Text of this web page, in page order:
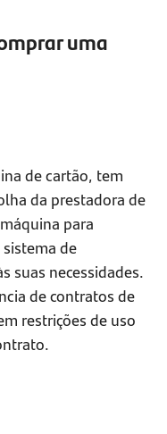
uma
de cartão, tem
da prestadora de
para
de
suas necessidades.
de contratos de
restrições de uso